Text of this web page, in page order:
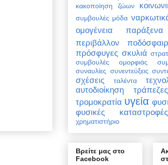
κακοποίηση ζώων
συμβουλές μόδα
ομογένεια παράξενα
περιβάλλον
πρόσφυγες σκυλιά
συμβουλές ομορφιάς
συναυλίες συνεντεύξεις
σχέσεις
ταλέντα
αυτοδιοίκηση
τράπεζες
τρομοκρατία υγεία
φυσικές καταστροφές
χρηματιστήριο
Βρείτε μας στο
Facebook